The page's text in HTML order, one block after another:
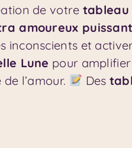
de votre tableau
amoureux puissant
inconscients et
Lune pour
l’amour. Des